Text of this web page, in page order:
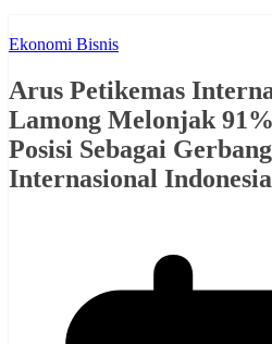
Ekonomi Bisnis
Arus Petikemas
Lamong Melonjak
Posisi Sebagai
Internasional